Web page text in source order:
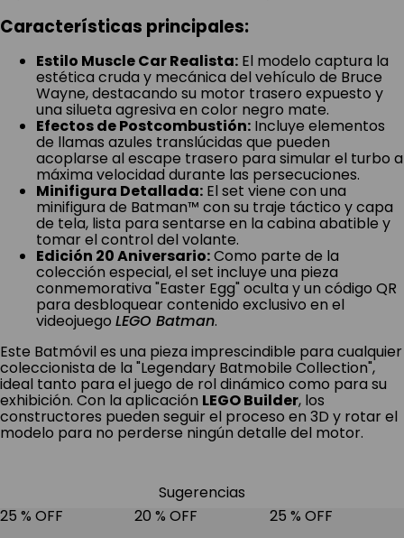
Características principales:
estética cruda y mecánica del vehículo de Bruce
Wayne, destacando su motor trasero expuesto y
una silueta agresiva en color negro mate.
Efectos de Postcombustión:Incluye elementos
de llamas azules translúcidas que pueden
acoplarse al escape trasero para simular el turbo a
máxima velocidad durante las persecuciones.
Minifigura Detallada:El set viene con una
minifigura de Batman™ con su traje táctico y capa
de tela, lista para sentarse en la cabina abatible y
tomar el control del volante.
Edición 20 Aniversario:Como parte de la
colección especial, el set incluye una pieza
conmemorativa "Easter Egg" oculta y un código QR
para desbloquear contenido exclusivo en el
videojuegoLEGO Batman.
coleccionista de la "Legendary Batmobile Collection",
ideal tanto para el juego de rol dinámico como para su
exhibición. Con la aplicaciónLEGO Builder, los
constructores pueden seguir el proceso en 3D y rotar el
modelo para no perderse ningún detalle del motor.
20 %OFF